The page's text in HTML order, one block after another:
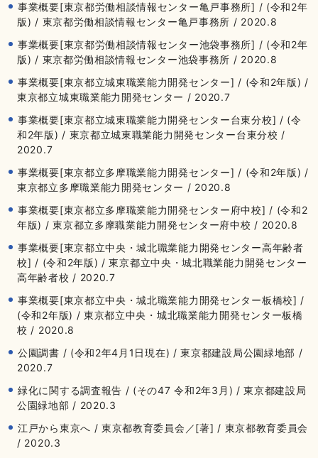
事業概要[東京都労働相談情報センター亀戸事務所] / (令和2年
版) / 東京都労働相談情報センター亀戸事務所 / 2020.8
事業概要[東京都労働相談情報センター池袋事務所] / (令和2年
版) / 東京都労働相談情報センター池袋事務所 / 2020.8
事業概要[東京都立城東職業能力開発センター] / (令和2年版) /
東京都立城東職業能力開発センター / 2020.7
事業概要[東京都立城東職業能力開発センター台東分校] / (令
和2年版) / 東京都立城東職業能力開発センター台東分校 /
2020.7
事業概要[東京都立多摩職業能力開発センター] / (令和2年版) /
東京都立多摩職業能力開発センター / 2020.8
事業概要[東京都立多摩職業能力開発センター府中校] / (令和2
年版) / 東京都立多摩職業能力開発センター府中校 / 2020.8
事業概要[東京都立中央・城北職業能力開発センター高年齢者
校] / (令和2年版) / 東京都立中央・城北職業能力開発センター
高年齢者校 / 2020.7
事業概要[東京都立中央・城北職業能力開発センター板橋校] /
(令和2年版) / 東京都立中央・城北職業能力開発センター板橋
校 / 2020.8
公園調書 / (令和2年4月1日現在) / 東京都建設局公園緑地部 /
2020.7
緑化に関する調査報告 / (その47 令和2年3月) / 東京都建設局
公園緑地部 / 2020.3
江戸から東京へ / 東京都教育委員会／[著] / 東京都教育委員会
/ 2020.3